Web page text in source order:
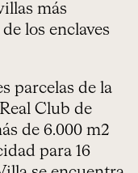
más
los enclaves
parcelas de la
Club de
de 6.000 m2
para 16